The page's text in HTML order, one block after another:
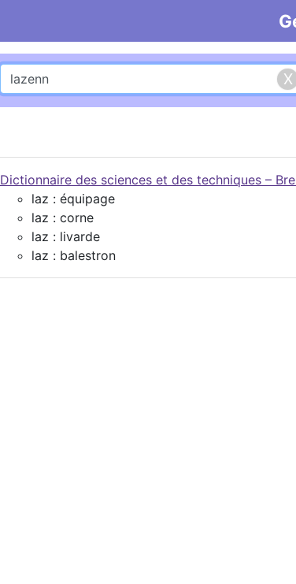
Dictionnaire des sciences et des techniques –
laz : équipage
laz : corne
laz : livarde
laz : balestron